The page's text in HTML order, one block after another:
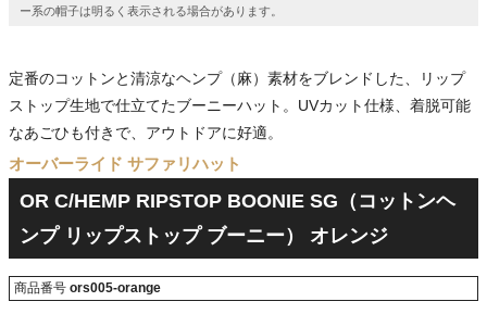
ー系の帽子は明るく表示される場合があります。
定番のコットンと清涼なヘンプ（麻）素材をブレンドした、リップ
ストップ生地で仕立てたブーニーハット。UVカット仕様、着脱可能
なあごひも付きで、アウトドアに好適。
オーバーライド サファリハット
OR C/HEMP RIPSTOP BOONIE SG（コットンヘ
ンプ リップストップ ブーニー） オレンジ
商品番号 ors005-orange